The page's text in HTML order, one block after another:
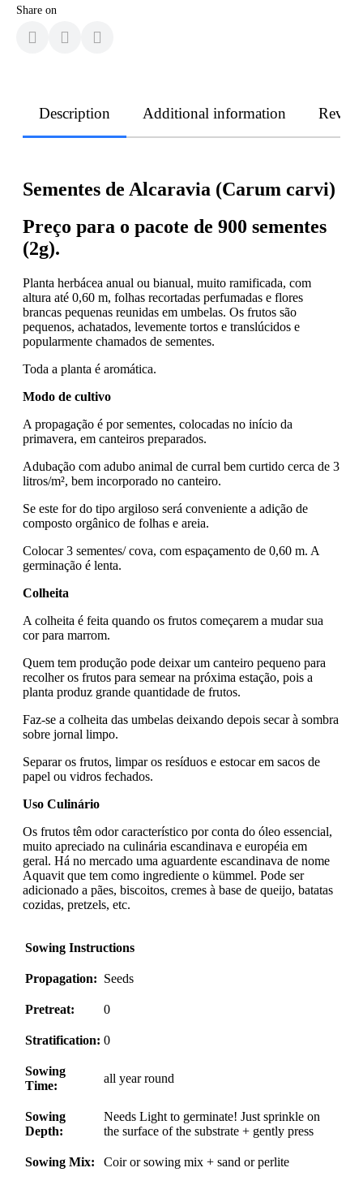
Share on
Description Additional information
Sementes de Alcaravia (Carum carvi)
Preço para o pacote de 900 sementes
(2g).
Planta herbácea anual ou bianual, muito ramificada, com
altura até 0,60 m, folhas recortadas perfumadas e flores
brancas pequenas reunidas em umbelas. Os frutos são
pequenos, achatados, levemente tortos e translúcidos e
popularmente chamados de sementes.
Toda a planta é aromática.
Modo de cultivo
A propagação é por sementes, colocadas no início da
primavera, em canteiros preparados.
Adubação com adubo animal de curral bem curtido cerca de 3
litros/m², bem incorporado no canteiro.
Se este for do tipo argiloso será conveniente a adição de
composto orgânico de folhas e areia.
Colocar 3 sementes/ cova, com espaçamento de 0,60 m. A
germinação é lenta.
Colheita
A colheita é feita quando os frutos começarem a mudar sua
cor para marrom.
Quem tem produção pode deixar um canteiro pequeno para
recolher os frutos para semear na próxima estação, pois a
planta produz grande quantidade de frutos.
Faz-se a colheita das umbelas deixando depois secar à sombra
sobre jornal limpo.
Separar os frutos, limpar os resíduos e estocar em sacos de
papel ou vidros fechados.
Uso Culinário
Os frutos têm odor característico por conta do óleo essencial,
muito apreciado na culinária escandinava e européia em
geral. Há no mercado uma aguardente escandinava de nome
Aquavit que tem como ingrediente o kümmel. Pode ser
adicionado a pães, biscoitos, cremes à base de queijo, batatas
cozidas, pretzels, etc.
Sowing Instructions
Propagation: Seeds
Pretreat: 0
Stratification: 0
Sowing
Time:
all year round
Sowing
Depth:
Needs Light to germinate! Just sprinkle on
the surface of the substrate + gently press
Sowing Mix: Coir or sowing mix + sand or perlite